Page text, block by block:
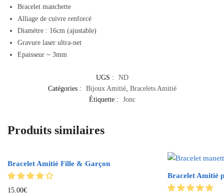
Bracelet manchette
Alliage de cuivre renforcé
Diamètre : 16cm (ajustable)
Gravure laser ultra-net
Epaisseur ~ 3mm
UGS :
ND
Catégories :
Bijoux Amitié, Bracelets Amitié
Étiquette :
Jonc
Produits similaires
Bracelet Amitié Fille & Garçon
15.00€
Bracelet Amitié